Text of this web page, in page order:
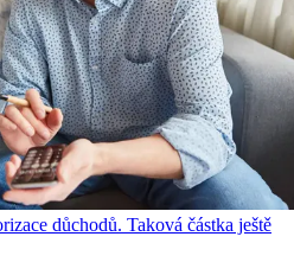
důchodů. Taková částka ještě